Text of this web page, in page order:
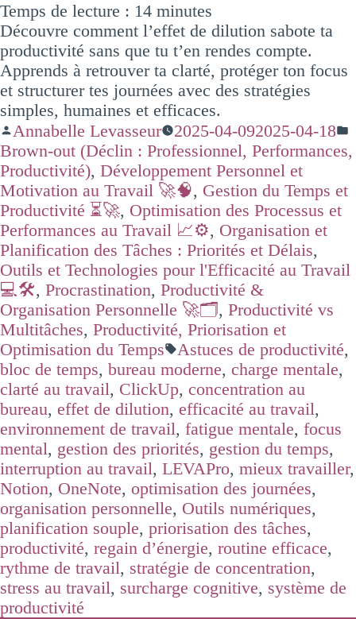
Temps de lecture : 14 minutes
Découvre comment l’effet de dilution sabote ta
productivité sans que tu t’en rendes compte.
Apprends à retrouver ta clarté, protéger ton focus
et structurer tes journées avec des stratégies
simples, humaines et efficaces.
Annabelle Levasseur
2025-04-092025-04-18
Brown-out (Déclin : Professionnel, Performances,
Productivité), Développement Personnel et
Motivation au Travail 🚀🧠, Gestion du Temps et
Productivité ⏳🚀, Optimisation des Processus et
Performances au Travail 📈⚙️, Organisation et
Planification des Tâches : Priorités et Délais,
Outils et Technologies pour l'Efficacité au Travail
💻🛠️, Procrastination, Productivité &
Organisation Personnelle 🚀🗂️, Productivité vs
Multitâches, Productivité, Priorisation et
Optimisation du Temps
Astuces de productivité,
bloc de temps, bureau moderne, charge mentale,
clarté au travail, ClickUp, concentration au
bureau, effet de dilution, efficacité au travail,
environnement de travail, fatigue mentale, focus
mental, gestion des priorités, gestion du temps,
interruption au travail, LEVAPro, mieux travailler,
Notion, OneNote, optimisation des journées,
organisation personnelle, Outils numériques,
planification souple, priorisation des tâches,
productivité, regain d’énergie, routine efficace,
rythme de travail, stratégie de concentration,
stress au travail, surcharge cognitive, système de
productivité